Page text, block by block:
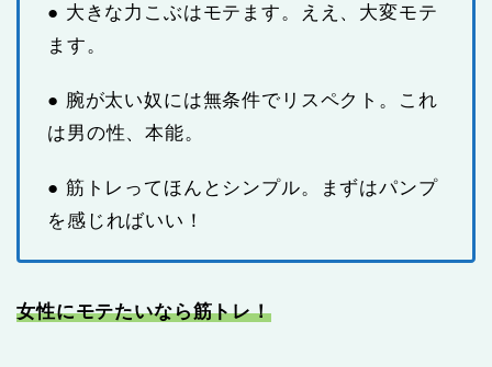
● 大きな力こぶはモテます。ええ、大変モテ
ます。
● 腕が太い奴には無条件でリスペクト。これ
は男の性、本能。
● 筋トレってほんとシンプル。まずはパンプ
を感じればいい！
女性にモテたいなら筋トレ！